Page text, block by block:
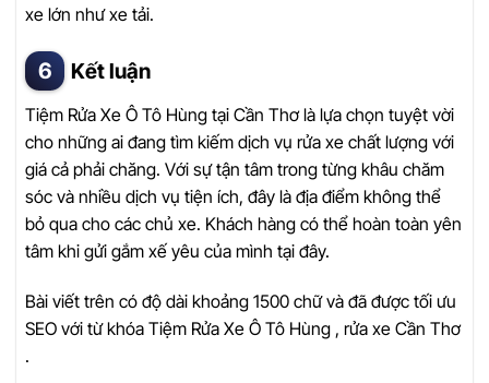
xe lớn như xe tải.
Kết luận
Tiệm Rửa Xe Ô Tô Hùng tại Cần Thơ là lựa chọn tuyệt vời
cho những ai đang tìm kiếm dịch vụ rửa xe chất lượng với
giá cả phải chăng. Với sự tận tâm trong từng khâu chăm
sóc và nhiều dịch vụ tiện ích, đây là địa điểm không thể
bỏ qua cho các chủ xe. Khách hàng có thể hoàn toàn yên
tâm khi gửi gắm xế yêu của mình tại đây.
Bài viết trên có độ dài khoảng 1500 chữ và đã được tối ưu
SEO với từ khóa Tiệm Rửa Xe Ô Tô Hùng , rửa xe Cần Thơ
.